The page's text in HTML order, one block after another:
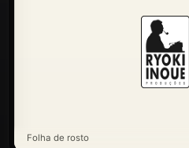
Folha de rosto